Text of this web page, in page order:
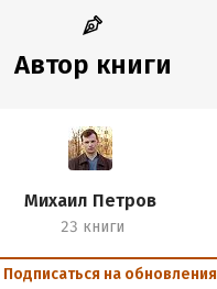
Автор книги
Михаил Петров
23 книги
Подписаться на обновления